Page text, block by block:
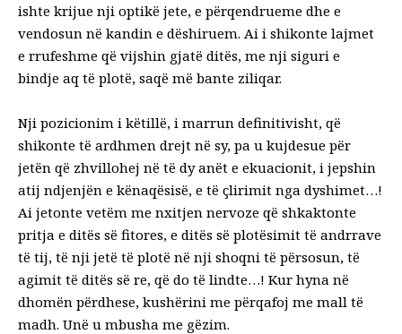
ishte krijue nji optikë jete, e përqendrueme dhe e
vendosun në kandin e dëshiruem. Ai i shikonte lajmet
e rrufeshme që vijshin gjatë ditës, me nji siguri e
bindje aq të plotë, saqë më bante ziliqar.
Nji pozicionim i këtillë, i marrun definitivisht, që
shikonte të ardhmen drejt në sy, pa u kujdesue për
jetën që zhvillohej në të dy anët e ekuacionit, i jepshin
atij ndjenjën e kënaqësisë, e të çlirimit nga dyshimet…!
Ai jetonte vetëm me nxitjen nervoze që shkaktonte
pritja e ditës së fitores, e ditës së plotësimit të andrrave
të tij, të nji jetë të plotë në nji shoqni të përsosun, të
agimit të ditës së re, që do të lindte…! Kur hyna në
dhomën përdhese, kushërini me përqafoj me mall të
madh. Unë u mbusha me gëzim.